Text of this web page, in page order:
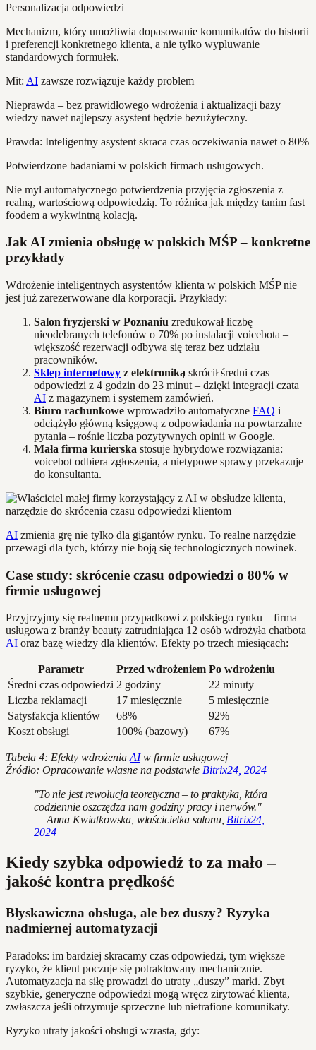
Personalizacja odpowiedzi
Mechanizm, który umożliwia dopasowanie komunikatów do historii
i preferencji konkretnego klienta, a nie tylko wypluwanie
standardowych formułek.
Mit: AI zawsze rozwiązuje każdy problem
Nieprawda – bez prawidłowego wdrożenia i aktualizacji bazy
wiedzy nawet najlepszy asystent będzie bezużyteczny.
Prawda: Inteligentny asystent skraca czas oczekiwania nawet o 80%
Potwierdzone badaniami w polskich firmach usługowych.
Nie myl automatycznego potwierdzenia przyjęcia zgłoszenia z
realną, wartościową odpowiedzią. To różnica jak między tanim fast
foodem a wykwintną kolacją.
Jak AI zmienia obsługę w polskich MŚP – konkretne
przykłady
Wdrożenie inteligentnych asystentów klienta w polskich MŚP nie
jest już zarezerwowane dla korporacji. Przykłady:
Salon fryzjerski w Poznaniu zredukował liczbę
nieodebranych telefonów o 70% po instalacji voicebota –
większość rezerwacji odbywa się teraz bez udziału
pracowników.
Sklep internetowy z elektroniką skrócił średni czas
odpowiedzi z 4 godzin do 23 minut – dzięki integracji czata
AI z magazynem i systemem zamówień.
Biuro rachunkowe wprowadziło automatyczne FAQ i
odciążyło główną księgową z odpowiadania na powtarzalne
pytania – rośnie liczba pozytywnych opinii w Google.
Mała firma kurierska stosuje hybrydowe rozwiązania:
voicebot odbiera zgłoszenia, a nietypowe sprawy przekazuje
do konsultanta.
AI zmienia grę nie tylko dla gigantów rynku. To realne narzędzie
przewagi dla tych, którzy nie boją się technologicznych nowinek.
Case study: skrócenie czasu odpowiedzi o 80% w
firmie usługowej
Przyjrzyjmy się realnemu przypadkowi z polskiego rynku – firma
usługowa z branży beauty zatrudniająca 12 osób wdrożyła chatbota
AI oraz bazę wiedzy dla klientów. Efekty po trzech miesiącach:
Parametr Przed wdrożeniem Po wdrożeniu
Średni czas odpowiedzi 2 godziny
22 minuty
Liczba reklamacji
17 miesięcznie
5 miesięcznie
Satysfakcja klientów
68%
92%
Koszt obsługi
100% (bazowy) 67%
Tabela 4: Efekty wdrożeniaAIw firmie usługowej
Źródło: Opracowanie własne na podstawie Bitrix24, 2024
"To nie jest rewolucja teoretyczna – to praktyka, która
codziennie oszczędza nam godziny pracy i nerwów."
— Anna Kwiatkowska, właścicielka salonu,Bitrix24,
2024
Kiedy szybka odpowiedź to za mało –
jakość kontra prędkość
Błyskawiczna obsługa, ale bez duszy? Ryzyka
nadmiernej automatyzacji
Paradoks: im bardziej skracamy czas odpowiedzi, tym większe
ryzyko, że klient poczuje się potraktowany mechanicznie.
Automatyzacja na siłę prowadzi do utraty „duszy” marki. Zbyt
szybkie, generyczne odpowiedzi mogą wręcz zirytować klienta,
zwłaszcza jeśli otrzymuje sprzeczne lub nietrafione komunikaty.
Ryzyko utraty jakości obsługi wzrasta, gdy: